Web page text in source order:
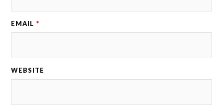
EMAIL *
WEBSITE